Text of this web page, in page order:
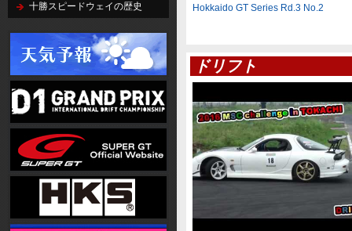
十勝スピードウェイの歴史 Hokkaido GT Series Rd.3 No.2
ドリフト